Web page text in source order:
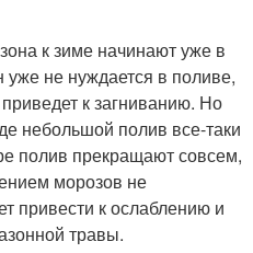
Соломы на газоне
Уход за рулонным
к зиме начинают уже в
уже не нуждается в поливе,
к загниванию. Но
небольшой полив все-таки
полив прекращают совсем,
морозов не
привести к ослаблению и
травы.